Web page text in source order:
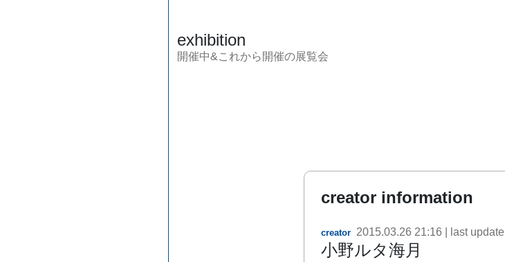
exhibition
開催中&これから開催の展覧会
creator information
creator 2015.03.26 21:16 | last update
小野ルタ海月